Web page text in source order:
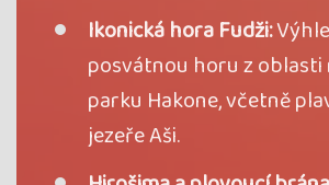
průvodce: Milena Procházková
Kód termínu
Cena
Ikonická hora Fudži:
posvátnou horu z
parku Hakone, včetně
jezeře Aši.